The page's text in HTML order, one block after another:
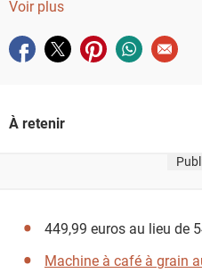
plan à surveiller pour équiper
Voir plus
Partager sur facebook
Partager sur twitter
Partager surPartager sur
Envoyer
À retenir
449,99 euros au lieu de
Machine à café à grain